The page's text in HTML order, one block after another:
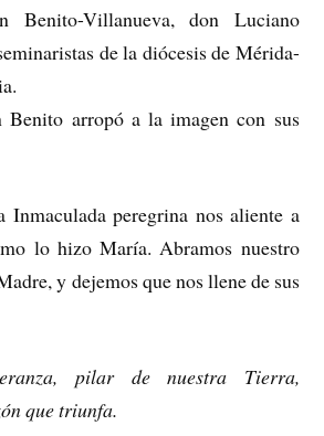
Benito-Villanueva, don Luciano
de la diócesis de Mérida-
arropó a la imagen con sus
peregrina nos aliente a
lo hizo María. Abramos nuestro
y dejemos que nos llene de sus
pilar de nuestra Tierra,
que triunfa.